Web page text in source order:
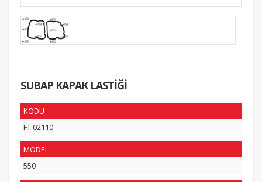
SUBAP KAPAK LASTİĞİ
KODU
FT.02110
MODEL
550